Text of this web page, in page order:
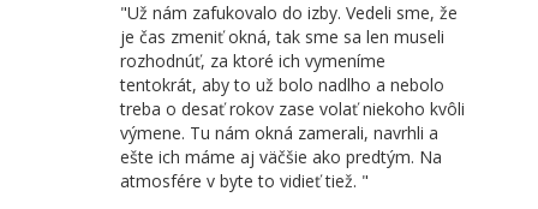
Už nám zafukovalo do izby. Vedeli sme, že
je čas zmeniť okná, tak sme sa len museli
rozhodnúť, za ktoré ich vymeníme
tentokrát, aby to už bolo nadlho a nebolo
treba o desať rokov zase volať niekoho kvôli
výmene. Tu nám okná zamerali, navrhli a
ešte ich máme aj väčšie ako predtým. Na
atmosfére v byte to vidieť tiež.